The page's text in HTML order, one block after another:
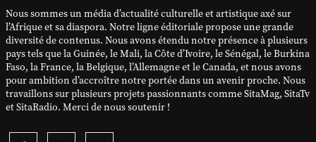
Nous sommes un média d’actualité culturelle et artistique axé sur
l’Afrique et sa diaspora. Notre ligne éditoriale propose une grande
diversité de contenus. Nous avons étendu notre présence à plusieurs
pays tels que la Guinée, le Mali, la Côte d’Ivoire, le Sénégal, le Burkina
Faso, la France, la Belgique, l’Allemagne et le Canada, et nous avons
pour ambition d’accroître notre portée dans un avenir proche. Nous
travaillons sur plusieurs projets passionnants comme SitaMag, SitaTv
et SitaRadio. Merci de nous soutenir !